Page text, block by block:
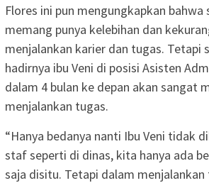
Flores ini pun mengungkapkan bahwa
memang punya kelebihan dan
menjalankan karier dan tugas. Tetapi
hadirnya ibu Veni di posisi Asisten
dalam 4 bulan ke depan akan sangat
menjalankan tugas.
“Hanya bedanya nanti Ibu Veni tidak
staf seperti di dinas, kita hanya ada
saja disitu. Tetapi dalam menjalankan